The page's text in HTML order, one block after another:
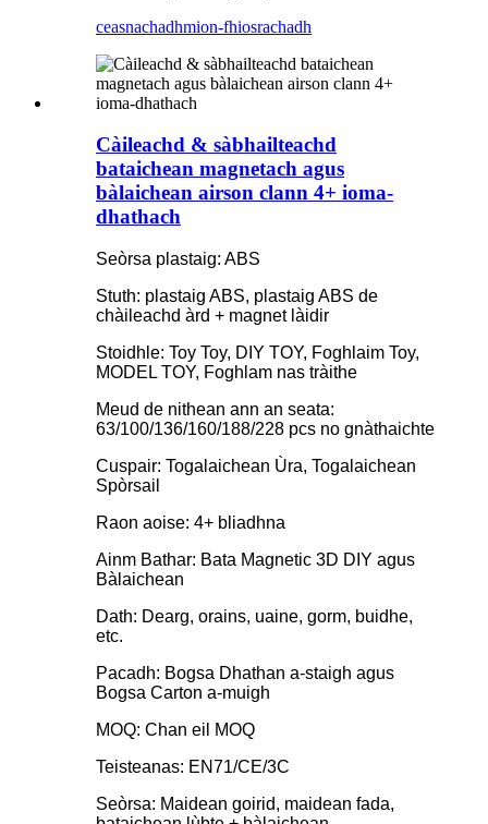
ceasnachadhmion-fhiosrachadh
Càileachd & sàbhailteachd
bataichean magnetach agus
bàlaichean airson clann 4+ ioma-
dhathach
Seòrsa plastaig: ABS
Stuth: plastaig ABS, plastaig ABS de
chàileachd àrd + magnet làidir
Stoidhle: Toy Toy, DIY TOY, Foghlaim Toy,
MODEL TOY, Foghlam nas tràithe
Meud de nithean ann an seata:
63/100/136/160/188/228 pcs no gnàthaichte
Cuspair: Togalaichean Ùra, Togalaichean
Spòrsail
Raon aoise: 4+ bliadhna
Ainm Bathar: Bata Magnetic 3D DIY agus
Bàlaichean
Dath: Dearg, orains, uaine, gorm, buidhe,
etc.
Pacadh: Bogsa Dhathan a-staigh agus
Bogsa Carton a-muigh
MOQ: Chan eil MOQ
Teisteanas: EN71/CE/3C
Seòrsa: Maidean goirid, maidean fada,